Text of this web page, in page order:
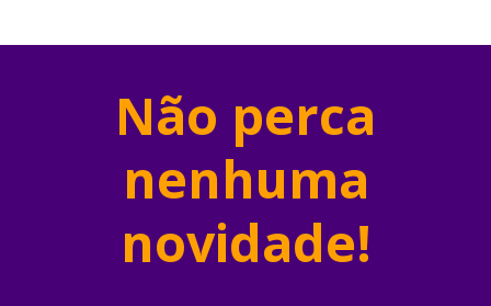
Não perca
nenhuma
novidade!